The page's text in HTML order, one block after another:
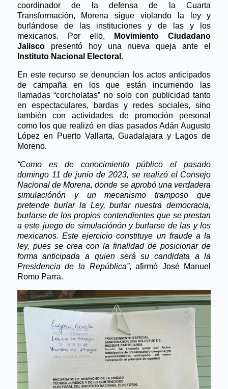
coordinador de la defensa de la Cuarta
Transformación, Morena sigue violando la ley y
burlándose de las instituciones y de las y los
mexicanos. Por ello,
Movimiento Ciudadano
Jalisco presentó hoy una nueva queja ante el
Instituto Nacional Electoral .
En este recurso se denuncian los actos anticipados
de campaña en los que están incurriendo las
llamadas “corcholatas” no solo con publicidad tanto
en espectaculares, bardas y redes sociales, sino
también con actividades de promoción personal
como los que realizó en días pasados Adán Augusto
López en Puerto Vallarta, Guadalajara y Lagos de
Moreno.
“Como es de conocimiento público el pasado
domingo 11 de junio de 2023, se realizó el Consejo
Nacional de Morena, donde se aprobóuna verdadera
simulaciónón y un mecanismo tramposo que
pretende burlar la Ley, burlar nuestra democracia,
burlarse de los propios contendientes que se prestan
a este juego de simulaciónón y burlarse de las y los
mexicanos. Este ejercicio constituye un fraude a la
ley, pues se crea con la finalidad de posicionar de
forma anticipada a quien serásu candidata a la
Presidencia de la República”, afirmó José Manuel
Romo Parra.